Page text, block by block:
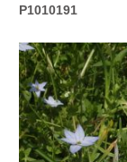
P1010191